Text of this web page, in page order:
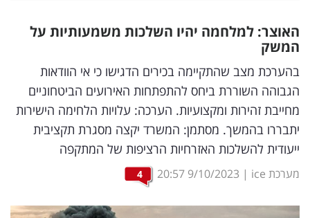
דיגיטל
וטק
שיווק
ופרסום
משפט
ומחקרים
האוצר: למלחמה יהיו השלכות משמעותיות על
המשק
בהערכת מצב שהתקיימה בכירים הדגישו כי אי הוודאות
הגבוהה השוררת ביחס להתפתחות האירועים הביטחוניים
מחייבת זהירות ומקצועיות. הערכה: עלויות הלחימה הישירות
יתבררו בהמשך. מסתמן: המשרד יקצה מסגרת תקציבית
ייעודית להשלכות האזרחיות הרציפות של המתקפה
מערכת ice |
9/10/2023
20:57
4